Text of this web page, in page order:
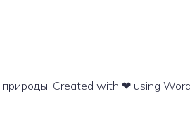
Created with ❤ using